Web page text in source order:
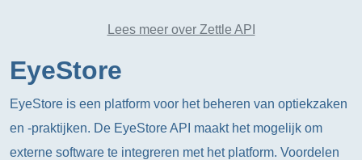
Lees meer over Zettle API
EyeStore
EyeStore is een platform voor het beheren van optiekzaken
en -praktijken. De EyeStore API maakt het mogelijk om
externe software te integreren met het platform. Voordelen